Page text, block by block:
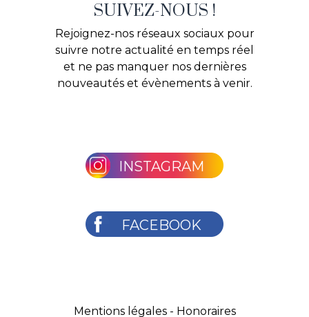
SUIVEZ-NOUS !
Rejoignez-nos réseaux sociaux pour
suivre notre actualité en temps réel
et ne pas manquer nos dernières
nouveautés et évènements à venir.
INSTAGRAM
FACEBOOK
Mentions légales- Honoraires